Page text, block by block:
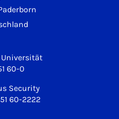
Universität
60-0
Security
60-2222